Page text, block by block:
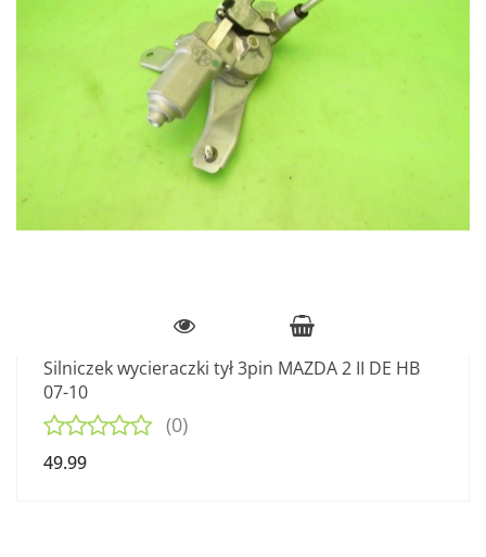
Silniczek wycieraczki tył 3pin MAZDA 2 II DE HB
07-10
(0)
49.99